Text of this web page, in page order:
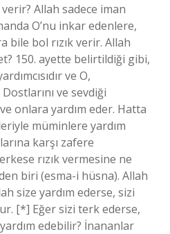
Allah sadece iman
O’nu inkar edenlere,
bile bol rızık verir. Allah
150. ayette belirtildiği gibi,
ve O,
ve sevdiği
onlara yardım eder. Hatta
müminlere yardım
karşı zafere
rızık vermesine ne
biri (esma-i hüsna). Allah
size yardım ederse, sizi
[*] Eğer sizi terk ederse,
edebilir? İnananlar